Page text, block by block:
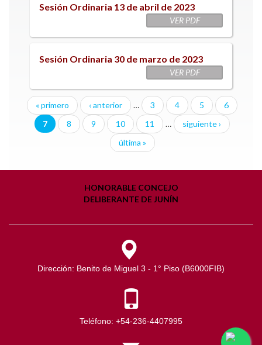
Sesión Ordinaria 13 de abril de 2023
VER PDF
Sesión Ordinaria 30 de marzo de 2023
VER PDF
Páginas
« primero ‹ anterior … 3 4 5
6
7
8 9 10 11 …
siguiente ›
última »
HONORABLE CONCEJO
DELIBERANTE DE JUNÍN
Dirección: Benito de Miguel 3 - 1° Piso (B6000FIB)
Teléfono: +54-236-4407995